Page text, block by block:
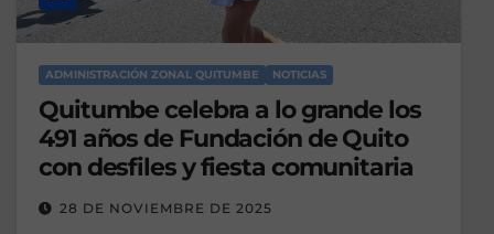
ADMINISTRACIÓN ZONAL QUITUMBE NOTICIAS
Quitumbe celebra a lo grande los
491 años de Fundación de Quito
con desfiles y fiesta comunitaria
28 DE NOVIEMBRE DE 2025